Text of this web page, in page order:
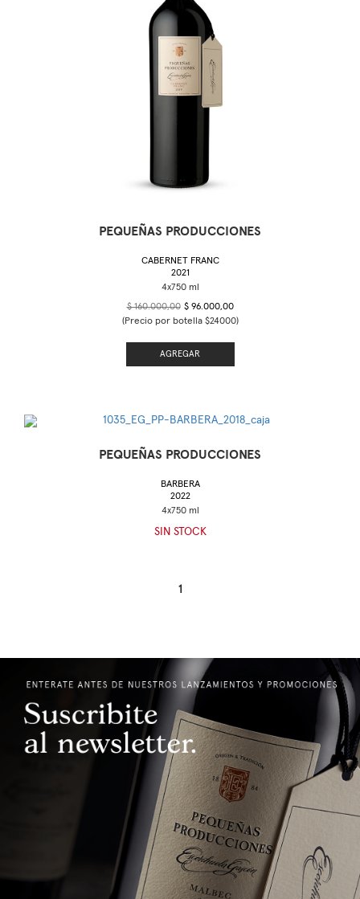
PEQUEÑAS PRODUCCIONES
CABERNET FRANC
2021
$ 160.000,00 $ 96.000,00
(Precio por botella $24000)
AGREGAR
PEQUEÑAS PRODUCCIONES
BARBERA
2022
SIN STOCK
1